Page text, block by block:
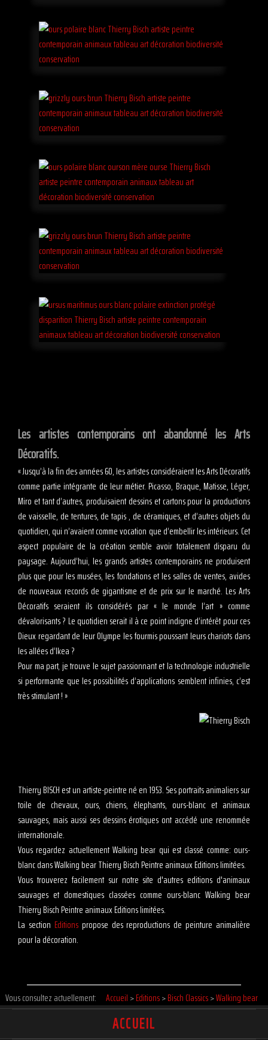
Les artistes contemporains ont abandonné les Arts
Décoratifs.
« Jusqu’à la fin des années 60, les artistes considéraient les Arts Décoratifs
comme partie intégrante de leur métier. Picasso, Braque, Matisse, Léger,
Miro et tant d’autres, produisaient dessins et cartons pour la productions
de vaisselle, de tentures, de tapis , de céramiques, et d’autres objets du
quotidien, qui n’avaient comme vocation que d’embellir les intérieurs. Cet
aspect populaire de la création semble avoir totalement disparu du
paysage. Aujourd’hui, les grands artistes contemporains ne produisent
plus que pour les musées, les fondations et les salles de ventes, avides
de nouveaux records de gigantisme et de prix sur le marché. Les Arts
Décoratifs seraient ils considérés par « le monde l’art » comme
dévalorisants ? Le quotidien serait il à ce point indigne d’intérêt pour ces
Dieux regardant de leur Olympe les fourmis poussant leurs chariots dans
les allées d’Ikea ?
Pour ma part, je trouve le sujet passionnant et la technologie industrielle
si performante que les possibilités d’applications semblent infinies, c’est
très stimulant ! »
Thierry BISCH est un artiste-peintre né en 1953. Ses portraits animaliers sur
toile de chevaux, ours, chiens, élephants, ours-blanc et animaux
sauvages, mais aussi ses dessins érotiques ont accédé une renommée
internationale.
Vous regardez actuellement Walking bear qui est classé comme: ours-
blanc dans Walking bear Thierry Bisch Peintre animaux Editions limitées.
Vous trouverez facilement sur notre site d'autres editions d'animaux
sauvages et domestiques classées comme ours-blanc Walking bear
Thierry Bisch Peintre animaux Editions limitées.
La section Editionspropose des reproductions de peinture animalière
pour la décoration.
Vous consultez actuellement: Accueil >Editions>Bisch Classics>Walking bear
ACCUEIL